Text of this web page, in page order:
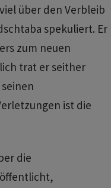
über den Verbleib
spekuliert. Er
zum neuen
trat er seither
ist die
die